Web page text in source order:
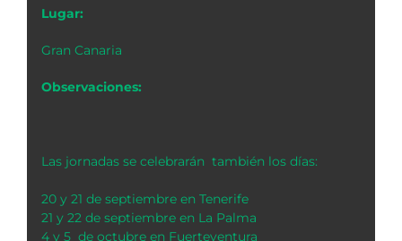
Lugar:
Gran Canaria
Observaciones:
Las jornadas se celebrarán también los días:
20 y 21 de septiembre en Tenerife
21 y 22 de septiembre en La Palma
4 y 5 de octubre en Fuerteventura